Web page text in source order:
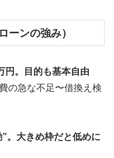
ーンの強み）
。目的も基本自由
の急な不足〜借換え検
。大きめ枠だと低めに